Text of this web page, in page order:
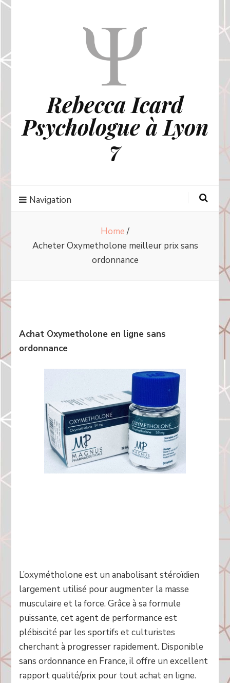
Rebecca Icard
Psychologue à Lyon
7
Navigation
Home /
Acheter Oxymetholone meilleur prix sans
ordonnance
Achat Oxymetholone en ligne sans
ordonnance
L’oxymétholone est un anabolisant stéroïdien
largement utilisé pour augmenter la masse
musculaire et la force. Grâce à sa formule
puissante, cet agent de performance est
plébiscité par les sportifs et culturistes
cherchant à progresser rapidement. Disponible
sans ordonnance en France, il offre un excellent
rapport qualité/prix pour tout achat en ligne.